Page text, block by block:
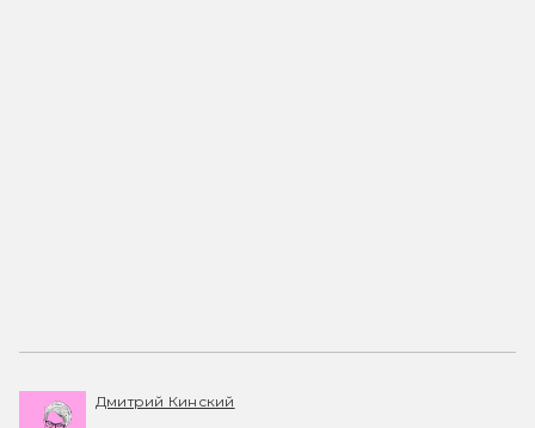
Дмитрий Кинский